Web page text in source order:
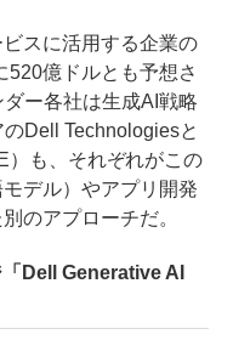
スに活用する企業の
億ドルとも予想さ
ー各社は生成AI戦略
Dell Technologiesと
）も、それぞれがこの
デル）やアプリ開発
のアプローチだ。
Dell Generative AI